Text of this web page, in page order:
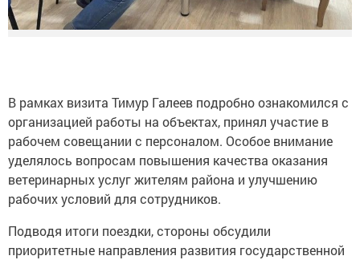
В рамках визита Тимур Галеев подробно ознакомился с
организацией работы на объектах, принял участие в
рабочем совещании с персоналом. Особое внимание
уделялось вопросам повышения качества оказания
ветеринарных услуг жителям района и улучшению
рабочих условий для сотрудников.
Подводя итоги поездки, стороны обсудили
приоритетные направления развития государственной